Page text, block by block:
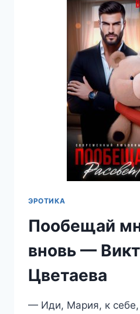
ЭРОТИКА
Пообещай
вновь —
Цветаева
— Иди, Мария, к себе,